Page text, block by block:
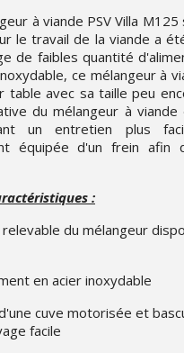
à viande PSV Villa
le travail de la viande a
de faibles quantité
ce mélangeur à
table avec sa taille peu
du mélangeur à viande
un entretien plus
équipée d'un frein afin
:
du mélangeur
en acier inoxydable
cuve motorisée et
facile